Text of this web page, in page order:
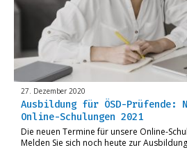
27. Dezember 2020
Ausbildung für ÖSD-Prüfende:
Online-Schulungen 2021
Die neuen Termine für unsere Online-
Melden Sie sich noch heute zur